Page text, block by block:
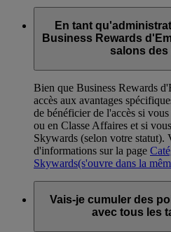
En tant
Business Rewards
salons des
Bien que Business Rewards
accès aux avantages
de bénéficier de l'accès si
ou en Classe Affaires et si
Skywards (selon votre statut).
d'informations sur la page
Skywards(s'ouvre dans la
Vais-je cumuler des
avec tous les